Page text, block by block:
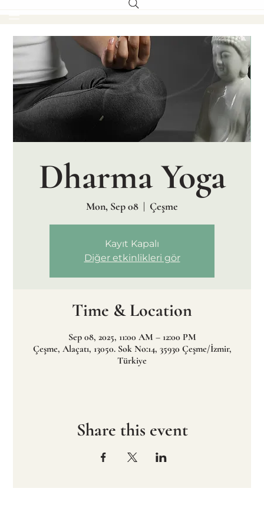
Dharma Yoga
Mon, Sep 08
  |
Çeşme
Kayıt Kapalı
Diğer etkinlikleri gör
Time & Location
Sep 08, 2025, 11:00 AM – 12:00 PM
Çeşme, Alaçatı, 13050. Sok No:14, 35930 Çeşme/İzmir,
Türkiye
Share this event